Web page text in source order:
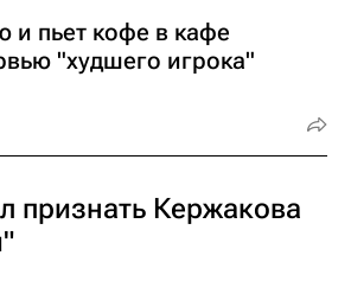
и пьет кофе в кафе
"худшего игрока"
признать Кержакова